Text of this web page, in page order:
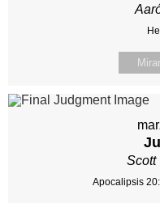
Mirar
Scott
Apocalipsis